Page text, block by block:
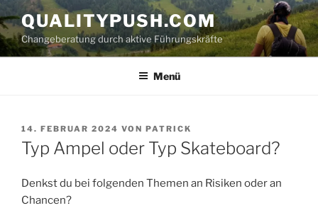
Zum
Inhalt
springen
QUALITYPUSH.COM
Changeberatung durch aktive Führungskräfte
Menü
VERÖFFENTLICHT
AM
14. FEBRUAR 2024 VON PATRICK
Typ Ampel oder Typ Skateboard?
Denkst du bei folgenden Themen an Risiken oder an
Chancen?